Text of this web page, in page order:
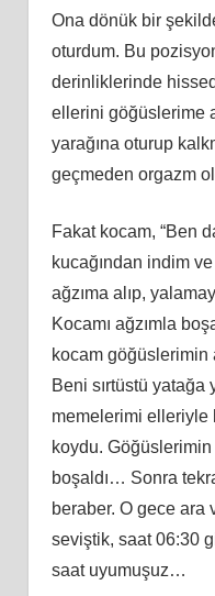
Ona dönük bir
oturdum. Bu
derinliklerinde
ellerini göğüslerime
yarağına oturup
geçmeden orgazm
Fakat kocam, “Ben
kucağından indim
ağzıma alıp,
Kocamı ağzımla
kocam göğüslerimin
Beni sırtüstü yatağa
memelerimi elleriyle
koydu.
boşaldı… Sonra
beraber. O gece ara
seviştik, saat 06:30
saat uyumuşuz…